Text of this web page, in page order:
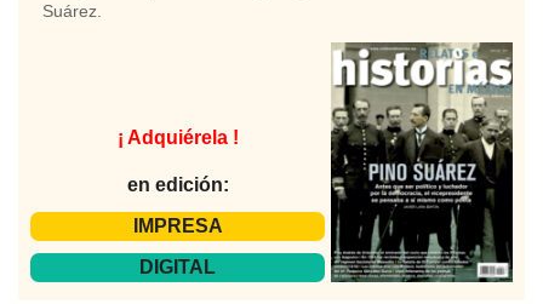
Suárez.
¡ Adquiérela !
en edición:
IMPRESA
DIGITAL